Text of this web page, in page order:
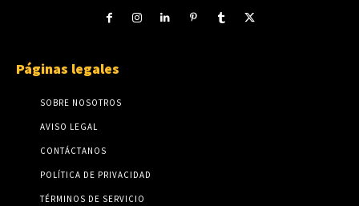
Páginas legales
SOBRE NOSOTROS
AVISO LEGAL
CONTÁCTANOS
POLÍTICA DE PRIVACIDAD
TÉRMINOS DE SERVICIO